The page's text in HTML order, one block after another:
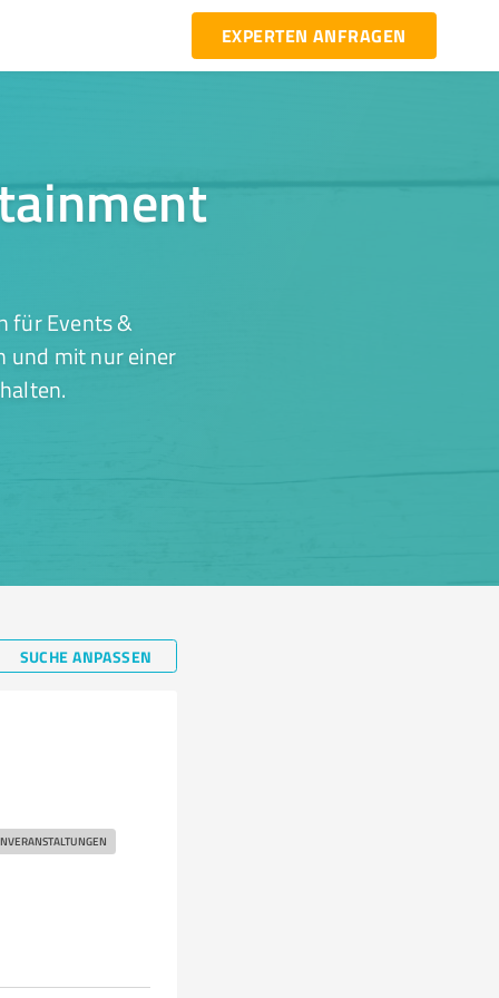
EXPERTEN ANFRAGEN
für Events &
und mit nur einer
SUCHE ANPASSEN